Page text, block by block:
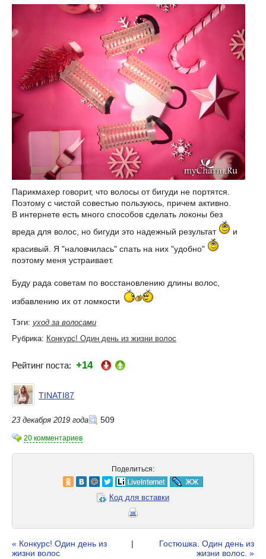
Парикмахер говорит, что волосы от бигуди не портятся.
Поэтому с чистой совестью пользуюсь, причем активно.
В интернете есть много способов сделать локоны без
вреда для волос, но бигуди это надежный результат
и
красивый. Я "наловчилась" спать на них "удобно"
поэтому меня устраивает.
Буду рада советам по восстановлению длины волос,
избавлению их от ломкости
Тэги: уход за волосами
Рубрика: Конкурс! Один день из жизни волос
Рейтинг поста: +14
TINATI87
23 декабря 2019 года 509
20 комментариев
Поделиться:
Код для вставки
« Конкурс! Один день из
жизни волос
|
Гостюшка. Один день из
жизни волос. »